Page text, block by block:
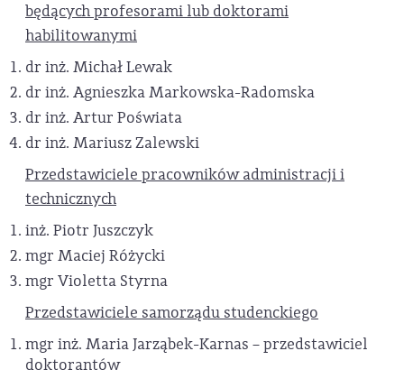
będących profesorami lub doktorami
habilitowanymi
dr inż. Michał Lewak
dr inż. Agnieszka Markowska-Radomska
dr inż. Artur Poświata
dr inż. Mariusz Zalewski
Przedstawiciele pracowników administracji i
technicznych
inż. Piotr Juszczyk
mgr Maciej Różycki
mgr Violetta Styrna
Przedstawiciele samorządu studenckiego
mgr inż. Maria Jarząbek-Karnas – przedstawiciel
doktorantów